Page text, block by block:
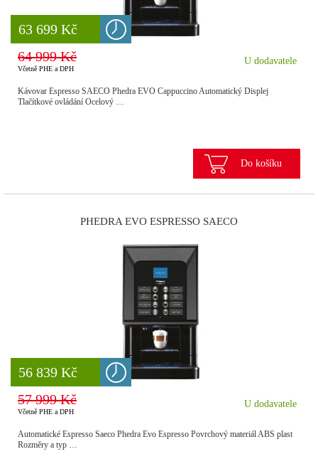
8 777 Kč
63 699 Kč
64 999 Kč
Včetně PHE a DPH
U dodavatele
Kávovar Espresso SAECO Phedra EVO Cappuccino Automatický Displej
Tlačítkové ovládání Ocelový …
Do košíku
8 777 Kč
56 839 Kč
PHEDRA EVO ESPRESSO SAECO
57 999 Kč
Včetně PHE a DPH
U dodavatele
Automatické Espresso Saeco Phedra Evo Espresso Povrchový materiál ABS plast
Rozměry a typ …